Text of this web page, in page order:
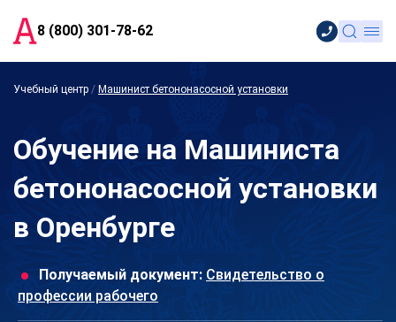
8 (800) 301-78-62
Учебный центр / Машинист бетононасосной установки
Обучение на Машиниста
бетононасосной установки
в Оренбурге
Получаемый документ: Свидетельство о
профессии рабочего